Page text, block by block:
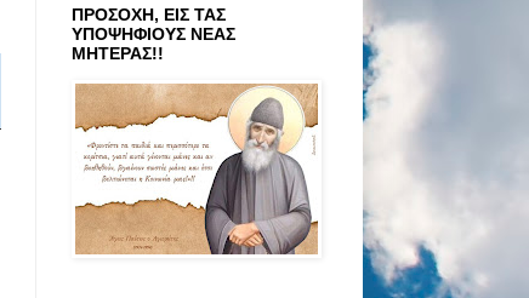
ΠΡΟΣΟΧΗ, ΕΙΣ ΤΑΣ
ΥΠΟΨΗΦΙΟΥΣ ΝΕΑΣ
ΜΗΤΕΡΑΣ!!